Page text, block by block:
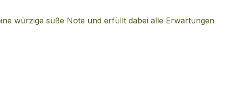
würzige süße Note und erfüllt dabei alle Erwartungen